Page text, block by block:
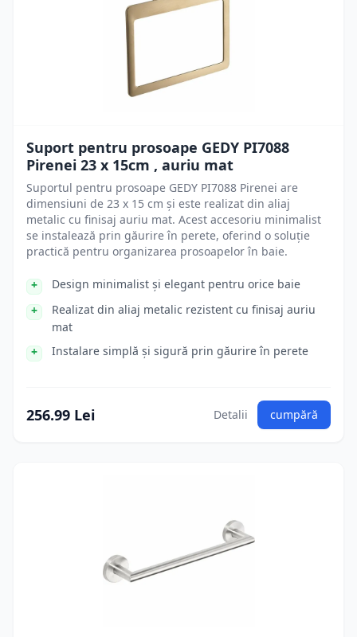
Suport pentru prosoape GEDY PI7088
Pirenei 23 x 15cm , auriu mat
Suportul pentru prosoape GEDY PI7088 Pirenei are
dimensiuni de 23 x 15 cm și este realizat din aliaj
metalic cu finisaj auriu mat. Acest accesoriu minimalist
se instalează prin găurire în perete, oferind o soluție
practică pentru organizarea prosoapelor în baie.
Design minimalist și elegant pentru orice baie
Realizat din aliaj metalic rezistent cu finisaj auriu
mat
Instalare simplă și sigură prin găurire în perete
256.99 Lei Detalii cumpără